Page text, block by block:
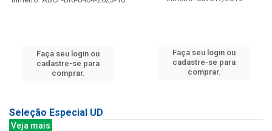
Faça seu login ou
cadastre-se para
comprar.
Faça seu login ou
cadastre-se para
comprar.
Seleção Especial UD
Veja mais